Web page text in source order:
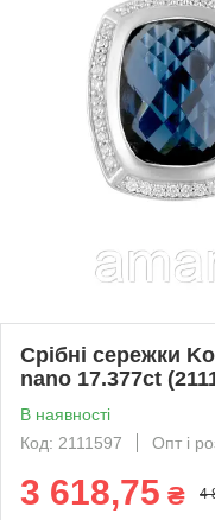
Срібні сережки
nano 17.377ct
В наявності
Код: 2111597
Опт і
3 618,75 ₴ 4